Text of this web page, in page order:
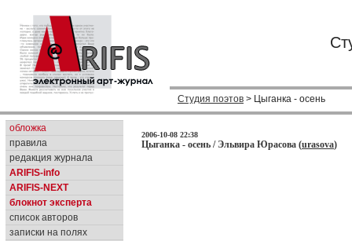
Студия поэтов > Цыганка - осень
обложка
правила
редакция журнала
ARIFIS-info
ARIFIS-NEXT
блокнот эксперта
список авторов
записки на полях
2006-10-08 22:38
Цыганка - осень / Эльвира Юрасова (urasova)